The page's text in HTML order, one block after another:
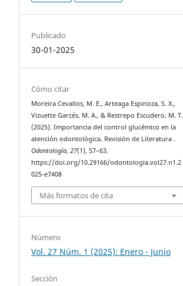
Publicado
30-01-2025
Cómo citar
Moreira Cevallos, M. E., Arteaga Espinoza, S. X.,
Vizuette Garcés, M. A., & Restrepo Escudero, M. T.
(2025). Importancia del control glucémico en la
atención odontológica. Revisión de Literatura .
Odontología,27(1), 57–63.
https://doi.org/10.29166/odontologia.vol27.n1.2
025-e7408
Más formatos de cita
Número
Vol. 27 Núm. 1 (2025): Enero - Junio
Sección